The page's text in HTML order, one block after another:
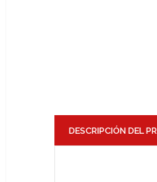
DESCRIPCIÓN DEL